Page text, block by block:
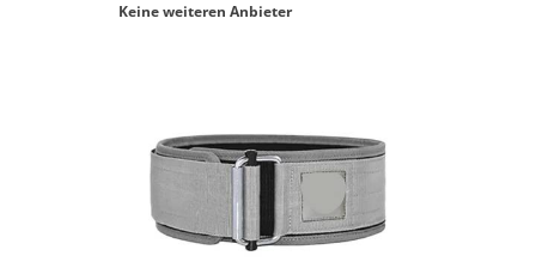
Keine weiteren Anbieter